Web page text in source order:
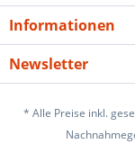
Informationen
Newsletter
* Alle Preise inkl.